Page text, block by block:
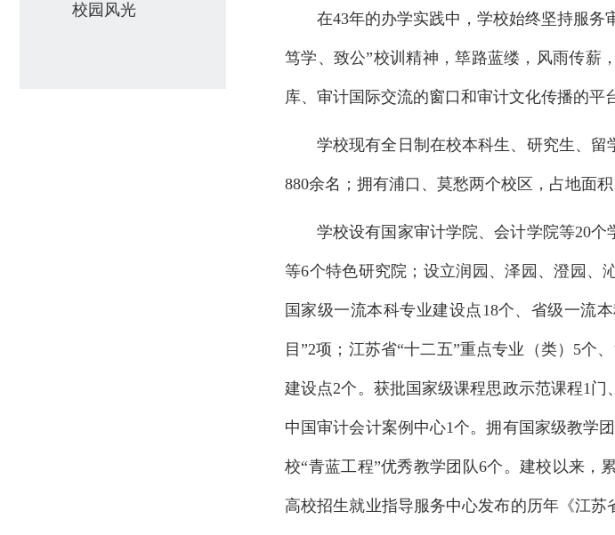
校园风光 在43年的办学实践中，学校始终坚持服务
笃学、致公”校训精神，筚路蓝缕，风雨传薪
库、审计国际交流的窗口和审计文化传播的平
学校现有全日制在校本科生、研究生、留
880余名；拥有浦口、莫愁两个校区，占地面积
学校设有国家审计学院、会计学院等20
等6个特色研究院；设立润园、泽园、澄园、
国家级一流本科专业建设点18个、省级一流
目”2项；江苏省“十二五”重点专业（类）5个
建设点2个。获批国家级课程思政示范课程1门
中国审计会计案例中心1个。拥有国家级教学
校“青蓝工程”优秀教学团队6个。建校以来，
高校招生就业指导服务中心发布的历年《江